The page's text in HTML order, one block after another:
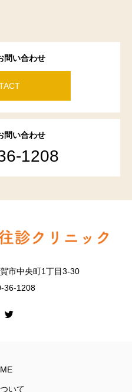
問い合わせ
問い合わせ
1208
市中央町1丁目3-30
36-1208
いて